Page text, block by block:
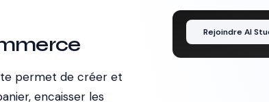
permet de créer et
encaisser les
Rejoindre AI